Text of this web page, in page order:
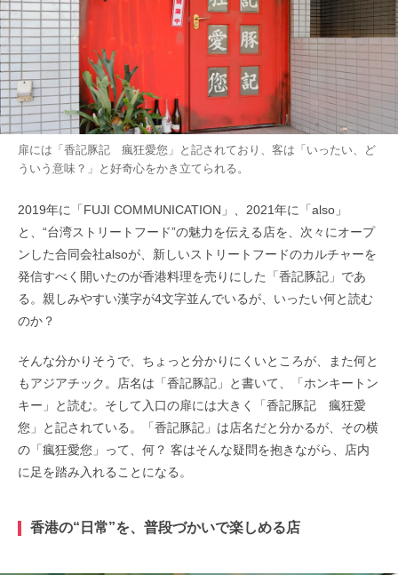
扉には「香記豚記 瘋狂愛您」と記されており、客は「いったい、ど
ういう意味？」と好奇心をかき立てられる。
2019年に「FUJI COMMUNICATION」、2021年に「also」
と、“台湾ストリートフード”の魅力を伝える店を、次々にオープ
ンした合同会社alsoが、新しいストリートフードのカルチャーを
発信すべく開いたのが香港料理を売りにした「香記豚記」であ
る。親しみやすい漢字が4文字並んでいるが、いったい何と読む
のか？
そんな分かりそうで、ちょっと分かりにくいところが、また何と
もアジアチック。店名は「香記豚記」と書いて、「ホンキートン
キー」と読む。そして入口の扉には大きく「香記豚記 瘋狂愛
您」と記されている。「香記豚記」は店名だと分かるが、その横
の「瘋狂愛您」って、何？ 客はそんな疑問を抱きながら、店内
に足を踏み入れることになる。
香港の“日常”を、普段づかいで楽しめる店